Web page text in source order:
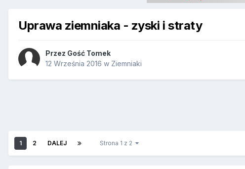
Uprawa ziemniaka - zyski i straty
Przez Gość Tomek
12 Września 2016 w Ziemniaki
1 2 DALEJ Strona 1 z 2